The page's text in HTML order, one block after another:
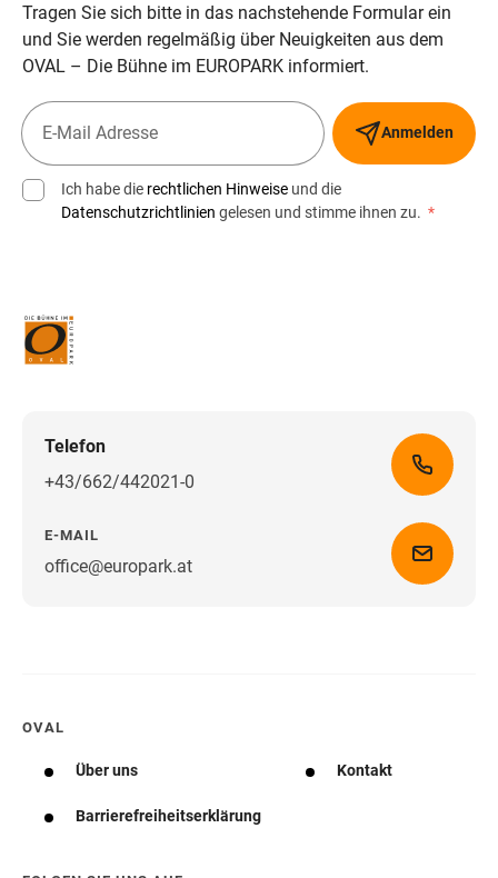
Tragen Sie sich bitte in das nachstehende Formular ein
und Sie werden regelmäßig über Neuigkeiten aus dem
OVAL – Die Bühne im EUROPARK informiert.
Anmelden
Ich habe die rechtlichen Hinweise und die
Datenschutzrichtlinien gelesen und stimme ihnen zu. *
Telefon
+43/662/442021-0
E-MAIL
office@europark.atWegbeschreibung erhalten
OVAL
Über uns Kontakt
Barrierefreiheitserklärung